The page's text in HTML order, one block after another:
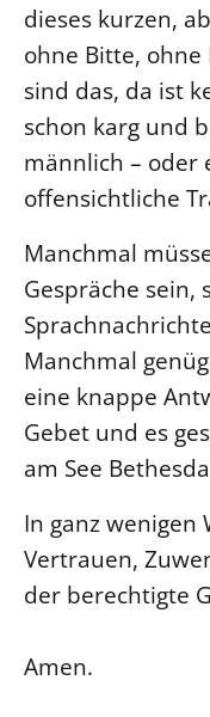
dieses kurzen,
ohne Bitte, ohne
sind das, da ist
schon karg und
männlich – oder
offensichtliche
Manchmal
Gespräche sein,
Manchmal
eine knappe
Gebet und es
am See
In ganz wenigen
Vertrauen,
der berechtigte
Amen.